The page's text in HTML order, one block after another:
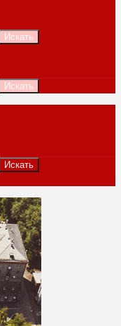
Искать
Искать
Искать